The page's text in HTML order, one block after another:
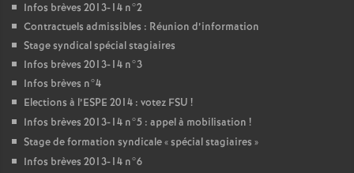
Infos brèves 2013-14 n°2
Contractuels admissibles : Réunion d’information
Stage syndical spécial stagiaires
Infos brèves 2013-14 n°3
Infos brèves n°4
Elections à l’ESPE 2014 : votez FSU !
Infos brèves 2013-14 n°5 : appel à mobilisation !
Stage de formation syndicale «spécial stagiaires »
Infos brèves 2013-14 n°6